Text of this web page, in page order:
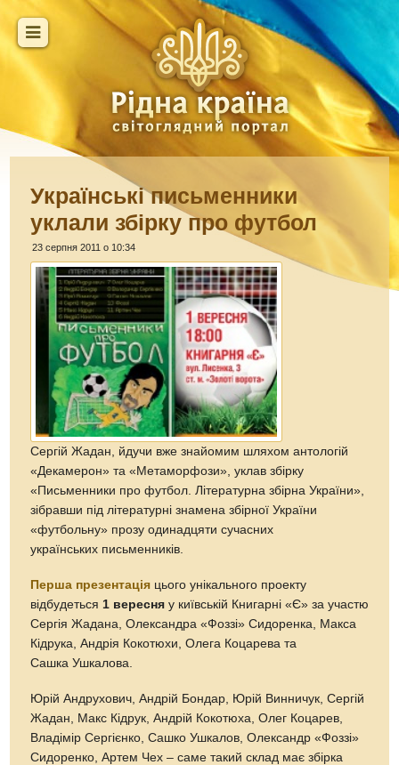
Українські письменники
уклали збірку про футбол
23 серпня 2011 о 10:34
Сергій Жадан, йдучи вже знайомим шляхом антологій
«Декамерон» та «Метаморфози», уклав збірку
«Письменники про футбол. Літературна збірна України»,
зібравши під літературні знамена збірної України
«футбольну» прозу одинадцяти сучасних
українських письменників.
Перша презентація цього унікального проекту
відбудеться 1 вересня у київській Книгарні «Є» за участю
Сергія Жадана, Олександра «Фоззі» Сидоренка, Макса
Кідрука, Андрія Кокотюхи, Олега Коцарева та
Сашка Ушкалова.
Юрій Андрухович, Андрій Бондар, Юрій Винничук, Сергій
Жадан, Макс Кідрук, Андрій Кокотюха, Олег Коцарев,
Владімір Сергієнко, Сашко Ушкалов, Олександр «Фоззі»
Сидоренко, Артем Чех – саме такий склад має збірка